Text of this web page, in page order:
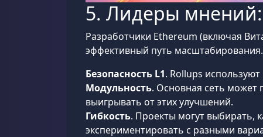
5. Лидеры
Разработчики Ethereum (включая
эффективный путь
Безопасность L1. Rollups
Модульность. Основная сеть может
выигрывать от этих улучшений.
Гибкость. Проекты могут выбирать,
экспериментировать с разными